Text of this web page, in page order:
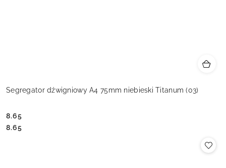
Segregator dźwigniowy A4 75mm niebieski Titanum (03)
Cena:
8.65
Cena:
8.65